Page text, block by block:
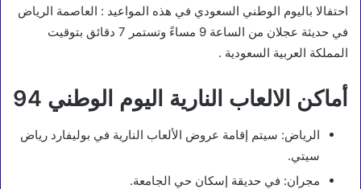
احتفالا باليوم الوطني السعودي في هذه المواعيد : العاصمة الرياض
في حديثة عجلان من الساعة 9 مساءً وتستمر 7 دقائق بتوقيت
المملكة العربية السعودية .
أماكن الالعاب النارية اليوم الوطني 94
الرياض: سيتم إقامة عروض الألعاب النارية في بوليفارد رياض
سيتي.
مجران: في حديقة إسكان حي الجامعة.